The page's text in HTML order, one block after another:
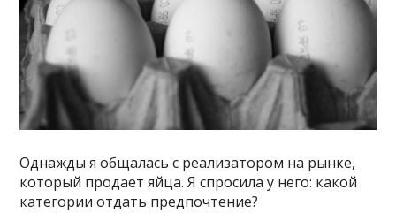
Однажды я общалась с реализатором на рынке,
который продает яйца. Я спросила у него: какой
категории отдать предпочтение?